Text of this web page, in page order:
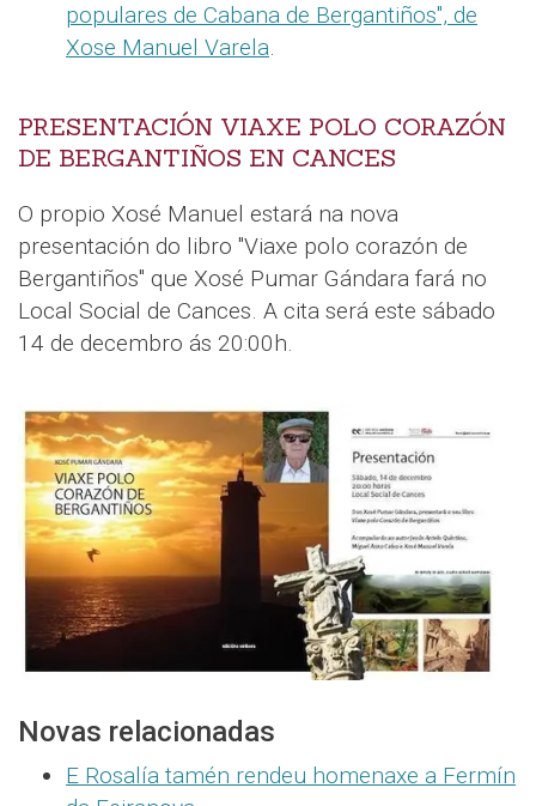
populares de Cabana de Bergantiños", de
Xose Manuel Varela.
PRESENTACIÓN VIAXE POLO CORAZÓN
DE BERGANTIÑOS EN CANCES
O propio Xosé Manuel estará na nova
presentación do libro "Viaxe polo corazón de
Bergantiños" que Xosé Pumar Gándara fará no
Local Social de Cances. A cita será este sábado
14 de decembro ás 20:00h.
Novas relacionadas
E Rosalía tamén rendeu homenaxe a Fermín